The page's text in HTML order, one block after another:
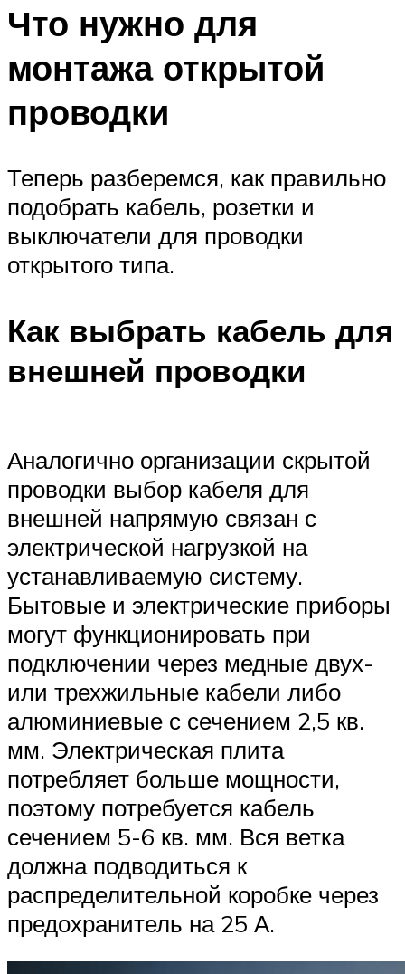
Что нужно для
монтажа открытой
проводки
Теперь разберемся, как правильно
подобрать кабель, розетки и
выключатели для проводки
открытого типа.
Как выбрать кабель для
внешней проводки
Аналогично организации скрытой
проводки выбор кабеля для
внешней напрямую связан с
электрической нагрузкой на
устанавливаемую систему.
Бытовые и электрические приборы
могут функционировать при
подключении через медные двух-
или трехжильные кабели либо
алюминиевые с сечением 2,5 кв.
мм. Электрическая плита
потребляет больше мощности,
поэтому потребуется кабель
сечением 5-6 кв. мм. Вся ветка
должна подводиться к
распределительной коробке через
предохранитель на 25 А.